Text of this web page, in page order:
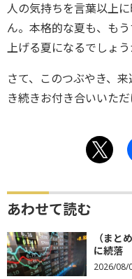
人の気持ちを言葉以上
ん。本格的な夏も、も
上げる夏になるでしょう
さて、このつぶやき、
き続きお付き合いいただ
あわせて読む
（まと
に続落
2026/08/